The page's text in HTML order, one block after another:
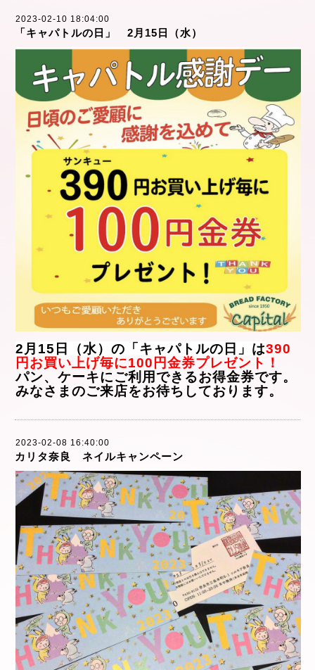
2023-02-10 18:04:00
「キャパトルの日」 2月15日（水）
2月15日（水）の「キャパトルの日」は390
円お買い上げ毎に100円金券プレゼント！
パン、ケーキにご利用できるお得金券です。
みなさまのご来店をお待ちしております。
2023-02-08 16:40:00
カリタ奈良 ネイルキャンペーン